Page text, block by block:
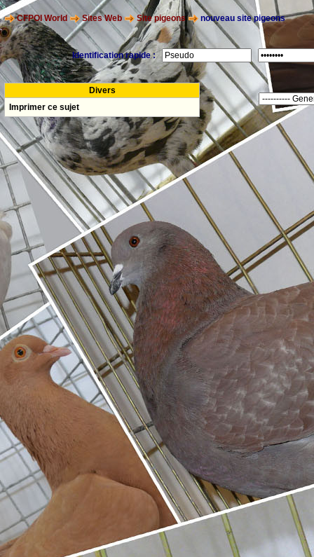
CFPOI World Sites Web Site pigeons nouveau site pigeons
Identification rapide :
Divers
Imprimer ce sujet